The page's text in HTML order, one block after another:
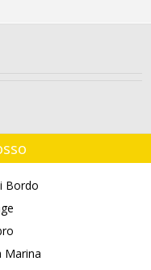
Bordo
Marina